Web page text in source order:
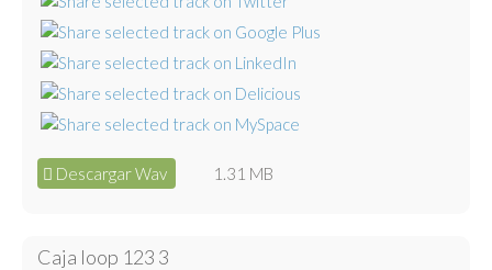
Descargar Wav 1.31 MB
Caja loop 123 3